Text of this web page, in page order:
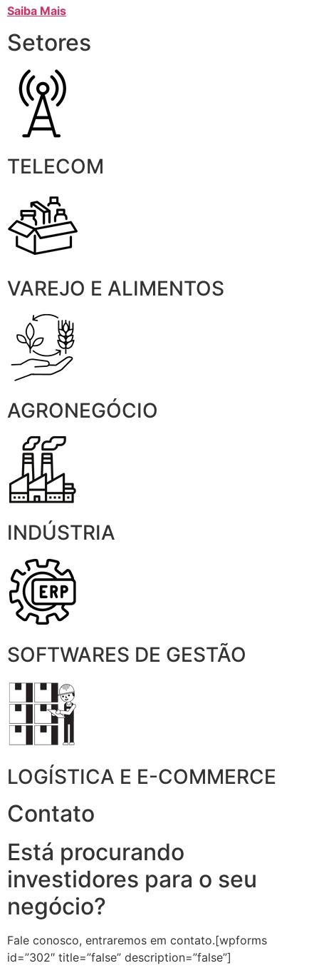
Saiba Mais
Setores
TELECOM
VAREJO E ALIMENTOS
AGRONEGÓCIO
INDÚSTRIA
SOFTWARES DE GESTÃO
LOGÍSTICA E E-COMMERCE
Contato
Está procurando
investidores para o seu
negócio?
Fale conosco, entraremos em contato.[wpforms
id=”302″ title=”false” description=”false”]